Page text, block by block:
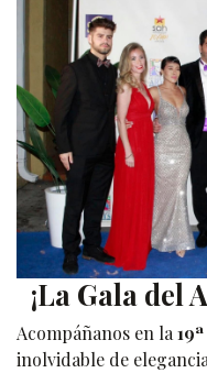
¡La Gala del
Acompáñanos en la
inolvidable de